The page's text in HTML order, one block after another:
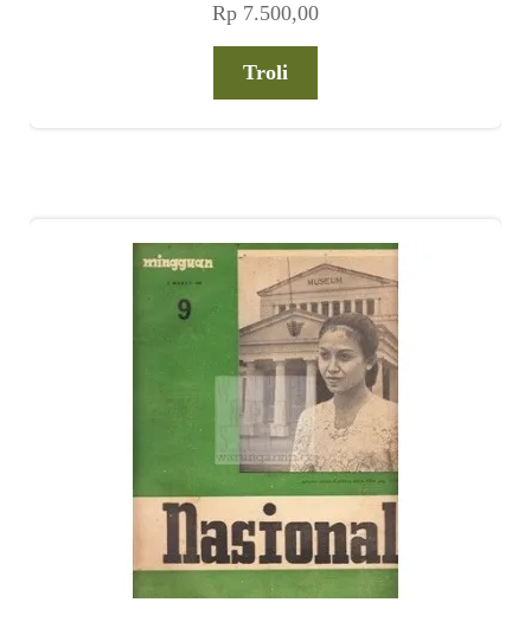
Rp 7.500,00
Troli